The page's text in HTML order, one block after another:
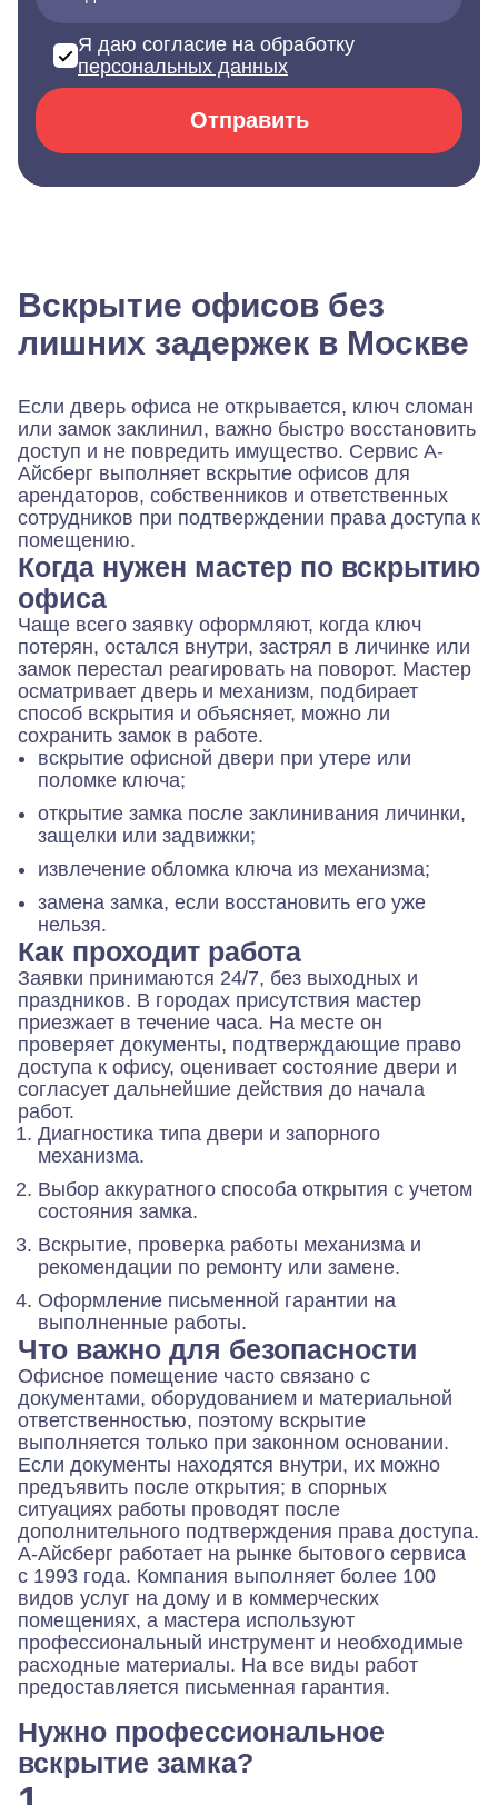
Я даю согласие на обработку
персональных данных
Отправить
Вскрытие офисов без
лишних задержек в Москве
Если дверь офиса не открывается, ключ сломан
или замок заклинил, важно быстро восстановить
доступ и не повредить имущество. Сервис А-
Айсберг выполняет вскрытие офисов для
арендаторов, собственников и ответственных
сотрудников при подтверждении права доступа к
помещению.
Когда нужен мастер по вскрытию
офиса
Чаще всего заявку оформляют, когда ключ
потерян, остался внутри, застрял в личинке или
замок перестал реагировать на поворот. Мастер
осматривает дверь и механизм, подбирает
способ вскрытия и объясняет, можно ли
сохранить замок в работе.
вскрытие офисной двери при утере или
поломке ключа;
открытие замка после заклинивания личинки,
защелки или задвижки;
извлечение обломка ключа из механизма;
замена замка, если восстановить его уже
нельзя.
Как проходит работа
Заявки принимаются 24/7, без выходных и
праздников. В городах присутствия мастер
приезжает в течение часа. На месте он
проверяет документы, подтверждающие право
доступа к офису, оценивает состояние двери и
согласует дальнейшие действия до начала
работ.
Диагностика типа двери и запорного
механизма.
Выбор аккуратного способа открытия с учетом
состояния замка.
Вскрытие, проверка работы механизма и
рекомендации по ремонту или замене.
Оформление письменной гарантии на
выполненные работы.
Что важно для безопасности
Офисное помещение часто связано с
документами, оборудованием и материальной
ответственностью, поэтому вскрытие
выполняется только при законном основании.
Если документы находятся внутри, их можно
предъявить после открытия; в спорных
ситуациях работы проводят после
дополнительного подтверждения права доступа.
А-Айсберг работает на рынке бытового сервиса
с 1993 года. Компания выполняет более 100
видов услуг на дому и в коммерческих
помещениях, а мастера используют
профессиональный инструмент и необходимые
расходные материалы. На все виды работ
предоставляется письменная гарантия.
Нужно профессиональное
вскрытие замка?